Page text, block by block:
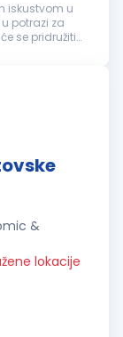
iskustvom u
potrazi za
se pridružiti
&
lokacije